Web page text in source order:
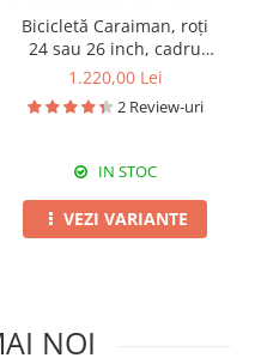
Bicicletă Caraiman, roți
24 sau 26 inch, cadru
oțel, frâne pe disc, mov
1.220,00 Lei
2 Review-uri
IN STOC
VEZI VARIANTE
NOI